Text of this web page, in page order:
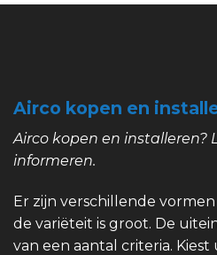
Airco kopen en
Airco kopen en installeren?
informeren.
Er zijn verschillende
de variëteit is groot. De
van een aantal criteria.